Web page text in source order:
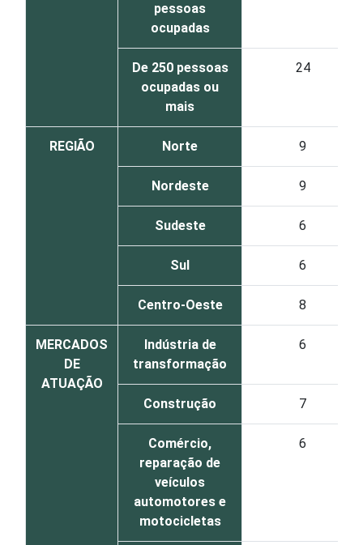
pessoas
ocupadas
De 250 pessoas
ocupadas ou
mais
24
REGIÃO Norte 9
Nordeste 9
Sudeste 6
Sul 6
Centro-Oeste 8
MERCADOS
DE
ATUAÇÃO
Indústria de
transformação
6
Construção 7
Comércio,
reparação de
veículos
automotores e
motocicletas
6